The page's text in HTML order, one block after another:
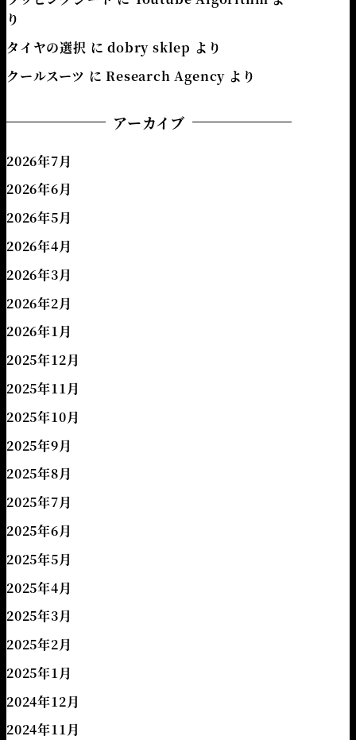
り
タイヤの選択 にdobry sklep より
クールスーツ にResearch Agency より
アーカイブ
2026年7月
2026年6月
2026年5月
2026年4月
2026年3月
2026年2月
2026年1月
2025年12月
2025年11月
2025年10月
2025年9月
2025年8月
2025年7月
2025年6月
2025年5月
2025年4月
2025年3月
2025年2月
2025年1月
2024年12月
2024年11月